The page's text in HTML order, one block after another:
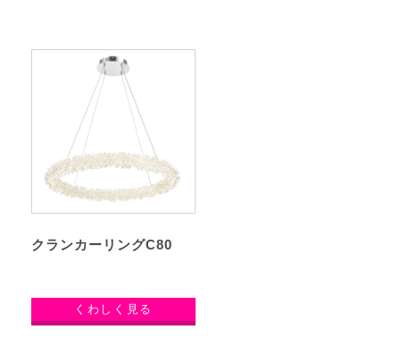
クランカーリングC80
くわしく見る